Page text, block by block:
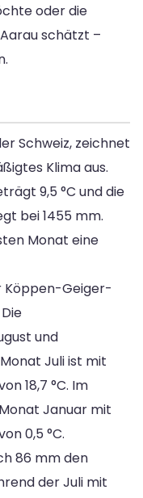
oder die
schätzt –
Schweiz, zeichnet
Klima aus.
9,5 °C und die
bei 1455 mm.
Monat eine
Köppen-Geiger-
und
Juli ist mit
18,7 °C. Im
Januar mit
0,5 °C.
86 mm den
der Juli mit